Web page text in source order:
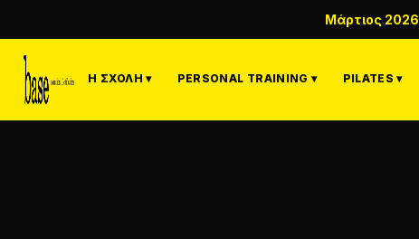
Μάρτιος 2026
Η ΣΧΟΛΉ ▾ PERSONAL TRAINING ▾ PILATES ▾